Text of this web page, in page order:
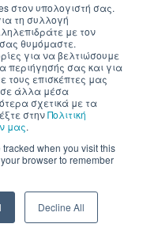
στον υπολογιστή σας.
τη συλλογή
με τον
θυμόμαστε.
για να βελτιώσουμε
περιήγησής σας και για
τους επισκέπτες μας
σε άλλα μέσα
σχετικά με τα
στηνΠολιτική
μας.
when you visit this
browser to remember
Decline All